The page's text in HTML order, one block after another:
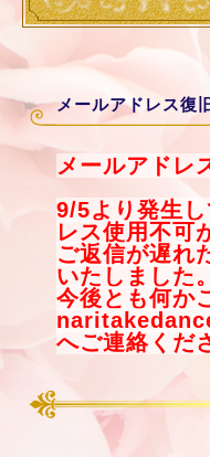
メールアドレス復
メールアドレ
9/5より発生
レス使用不可
ご返信が遅れ
いたしました。
今後とも何か
へご連絡くだ